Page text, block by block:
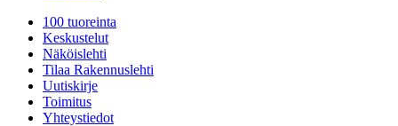
100 tuoreinta
Keskustelut
Näköislehti
Tilaa Rakennuslehti
Uutiskirje
Toimitus
Yhteystiedot